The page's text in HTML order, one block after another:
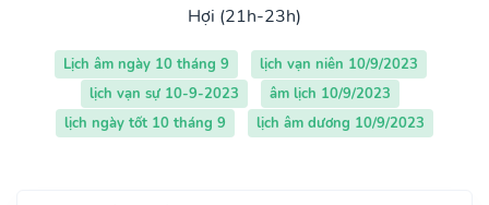
Hợi (21h-23h)
Lịch âm ngày 10 tháng 9
lịch vạn niên 10/9/2023
lịch vạn sự 10-9-2023
âm lịch 10/9/2023
lịch ngày tốt 10 tháng 9
lịch âm dương 10/9/2023